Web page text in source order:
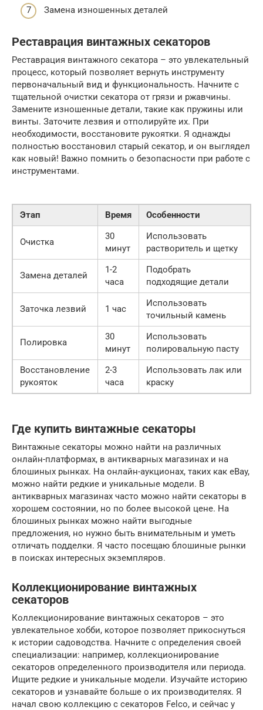
Замена изношенных деталей
Реставрация винтажных секаторов
Реставрация винтажного секатора – это увлекательный
процесс, который позволяет вернуть инструменту
первоначальный вид и функциональность. Начните с
тщательной очистки секатора от грязи и ржавчины.
Замените изношенные детали, такие как пружины или
винты. Заточите лезвия и отполируйте их. При
необходимости, восстановите рукоятки. Я однажды
полностью восстановил старый секатор, и он выглядел
как новый! Важно помнить о безопасности при работе с
инструментами.
Этап Время Особенности
Очистка
30
минут
Использовать
растворитель и щетку
Замена деталей
1-2
часа
Подобрать
подходящие детали
Заточка лезвий 1 час
Использовать
точильный камень
Полировка
30
минут
Использовать
полировальную пасту
Восстановление
рукояток
2-3
часа
Использовать лак или
краску
Где купить винтажные секаторы
Винтажные секаторы можно найти на различных
онлайн-платформах, в антикварных магазинах и на
блошиных рынках. На онлайн-аукционах, таких как eBay,
можно найти редкие и уникальные модели. В
антикварных магазинах часто можно найти секаторы в
хорошем состоянии, но по более высокой цене. На
блошиных рынках можно найти выгодные
предложения, но нужно быть внимательным и уметь
отличать подделки. Я часто посещаю блошиные рынки
в поисках интересных экземпляров.
Коллекционирование винтажных
секаторов
Коллекционирование винтажных секаторов – это
увлекательное хобби, которое позволяет прикоснуться
к истории садоводства. Начните с определения своей
специализации: например, коллекционирование
секаторов определенного производителя или периода.
Ищите редкие и уникальные модели. Изучайте историю
секаторов и узнавайте больше о их производителях. Я
начал свою коллекцию с секаторов Felco, и сейчас у